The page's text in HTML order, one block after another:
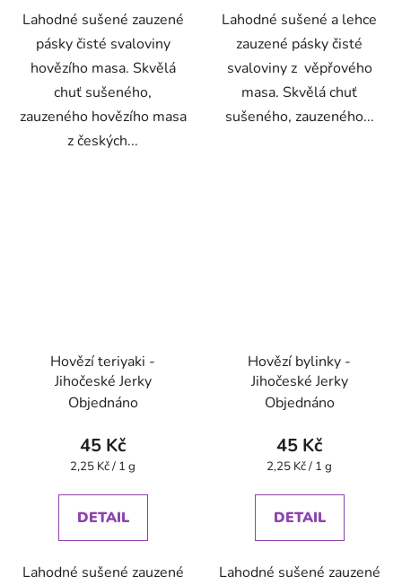
Lahodné sušené zauzené
pásky čisté svaloviny
hovězího masa. Skvělá
chuť sušeného,
zauzeného hovězího masa
z českých...
Lahodné sušené a lehce
zauzené pásky čisté
svaloviny z věpřového
masa. Skvělá chuť
sušeného, zauzeného...
Hovězí teriyaki -
Jihočeské Jerky
Objednáno
45 Kč
Měrná
2,25 Kč / 1 g
DETAIL
Lahodné sušené zauzené
Hovězí bylinky -
Jihočeské Jerky
Objednáno
45 Kč
Měrná
2,25 Kč / 1 g
DETAIL
Lahodné sušené zauzené